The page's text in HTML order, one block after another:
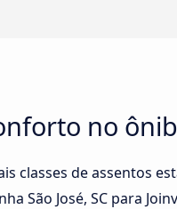
no
classes de assentos
São José, SC para